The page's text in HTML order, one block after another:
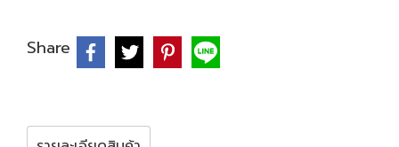
Share